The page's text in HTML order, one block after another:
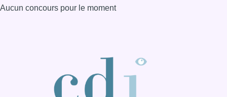
Aucun concours pour le moment